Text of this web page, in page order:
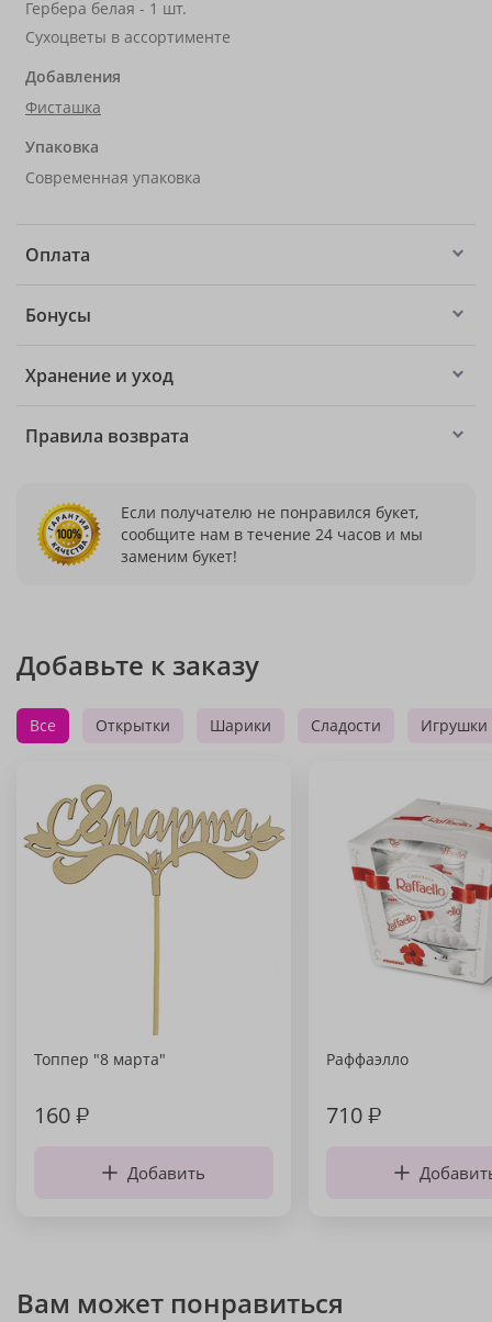
Гербера белая - 1 шт.
Сухоцветы в ассортименте
Добавления
Фисташка
Упаковка
Современная упаковка
Оплата
Бонусы
Хранение и уход
Правила возврата
Если получателю не понравился букет,
сообщите нам в течение 24 часов и мы
заменим букет!
Добавьте к заказу
Все Открытки Шарики Сладости Игрушки
Топпер "8 марта"
160₽
Добавить
Раффаэлло
710₽
Вам может понравиться